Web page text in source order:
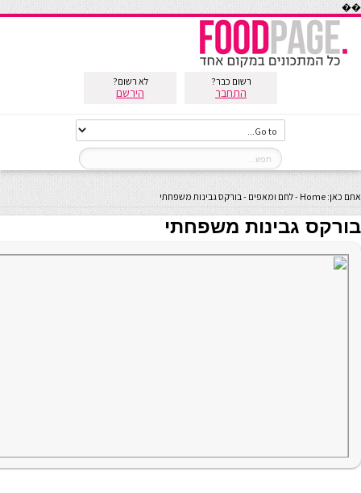
��
רשום כבר?
התחבר
לא רשום?
הירשם
אתם כאן: Home
-לחם ומאפים -בורקס גבינות משפחתי
בורקס גבינות משפחתי